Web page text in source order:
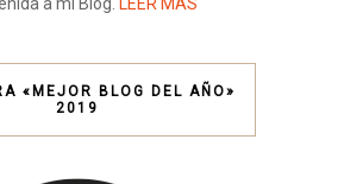
«MEJOR BLOG DEL AÑO»
2019